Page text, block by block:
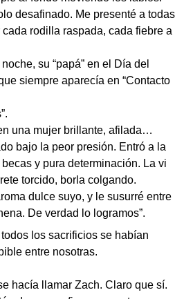
desafinado. Me presenté a todas
rodilla raspada, cada fiebre a
su “papá” en el Día del
siempre aparecía en “Contacto
una mujer brillante, afilada…
bajo la peor presión. Entró a la
y pura determinación. La vi
torcido, borla colgando.
dulce suyo, y le susurré entre
De verdad lo logramos”.
los sacrificios se habían
entre nosotras.
hacía llamar Zach. Claro que sí.